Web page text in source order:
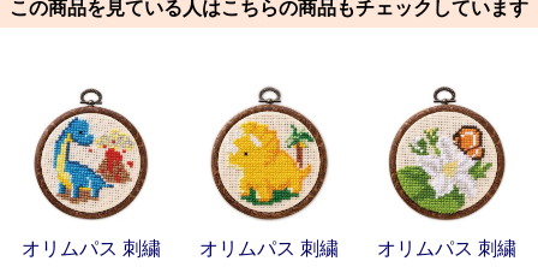
この商品を見ている人はこちらの商品もチェックしています
オリムパス 刺繍
オリムパス 刺繍
オリムパス 刺繍